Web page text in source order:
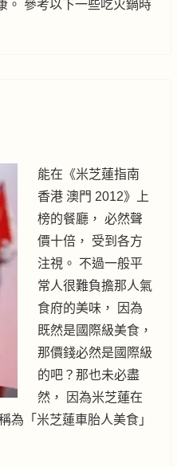
。 參考以下一些吃火鍋時
能在《米芝蓮指南
香港 澳門 2012》上
榜的餐廳， 必然聲
價十倍， 受到各方
注視。 不過一般平
常人很難負擔那人氣
食府的美味， 因為
既然是國際級美食，
那價錢必然是國際級
的吧？那也未必盡
然， 因為米芝蓮在
為「米芝蓮車胎人美食」